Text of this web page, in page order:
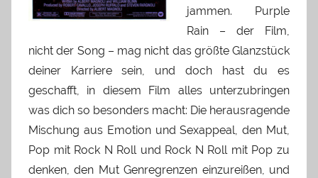
jammen. Purple
Rain – der Film,
nicht der Song – mag nicht das größte Glanzstück
deiner Karriere sein, und doch hast du es
geschafft, in diesem Film alles unterzubringen
was dich so besonders macht: Die herausragende
Mischung aus Emotion und Sexappeal, den Mut,
Pop mit Rock N Roll und Rock N Roll mit Pop zu
denken, den Mut Genregrenzen einzureißen, und